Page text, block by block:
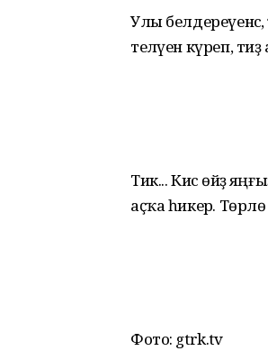
Улы
теләүен күреп,
Тик... Кисә өйҙә
аҫҡа һикерә. Төрлө
Фото: gtrk.tv